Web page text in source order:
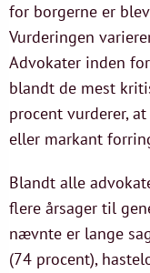
for borgerne er
Vurderingen
Advokater inden
blandt de mest
procent vurderer,
eller markant
Blandt alle
flere årsager til
nævnte er lange
(74 procent),